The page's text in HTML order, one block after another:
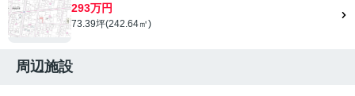
293万円
73.39坪(242.64㎡)
周辺施設